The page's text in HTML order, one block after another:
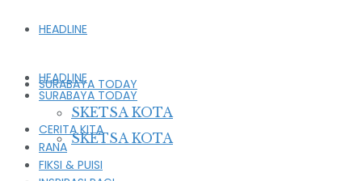
HEADLINE
SURABAYA TODAY
SKETSA KOTA
HEADLINE
SURABAYA TODAY
SKETSA KOTA
CERITA KITA
RANA
FIKSI & PUISI